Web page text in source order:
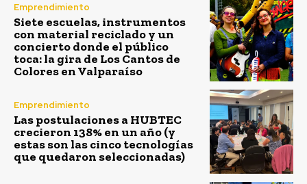
Emprendimiento
Siete escuelas, instrumentos
con material reciclado y un
concierto donde el público
toca: la gira de Los Cantos de
Colores en Valparaíso
Emprendimiento
Las postulaciones a HUBTEC
crecieron 138% en un año (y
estas son las cinco tecnologías
que quedaron seleccionadas)